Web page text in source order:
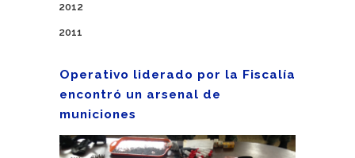
2012
2011
Operativo liderado por la Fiscalía
encontró un arsenal de
municiones